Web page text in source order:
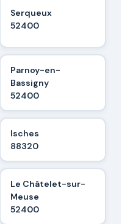
Serqueux
52400
Parnoy-en-
Bassigny
52400
Isches
88320
Le Châtelet-sur-
Meuse
52400